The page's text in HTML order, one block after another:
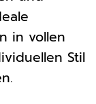
in vollen
Stil